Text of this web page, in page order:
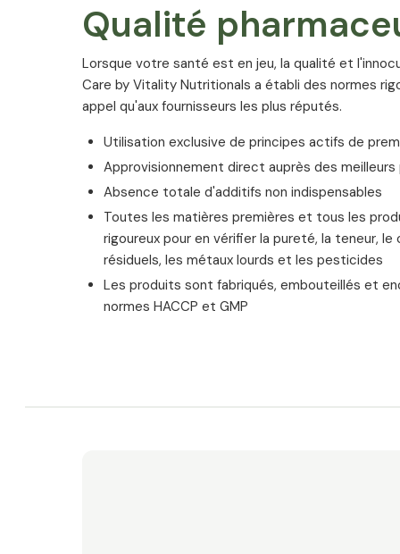
Qualité
Lorsque votre santé est en jeu, la qualité et
Care by Vitality Nutritionals a établi des normes
appel qu'aux fournisseurs les plus réputés.
Utilisation exclusive de principes actifs de
Approvisionnement direct auprès des
Absence totale d'additifs non indispensables
Toutes les matières premières et tous les
rigoureux pour en vérifier la pureté, la teneur,
résiduels, les métaux lourds et les pesticides
Les produits sont fabriqués, embouteillés et
normes HACCP et GMP